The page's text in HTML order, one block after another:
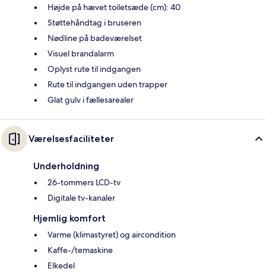
Højde på hævet toiletsæde (cm): 40
Støttehåndtag i bruseren
Nødline på badeværelset
Visuel brandalarm
Oplyst rute til indgangen
Rute til indgangen uden trapper
Glat gulv i fællesarealer
Værelsesfaciliteter
Underholdning
26-tommers LCD-tv
Digitale tv-kanaler
Hjemlig komfort
Varme (klimastyret) og aircondition
Kaffe-/temaskine
Elkedel